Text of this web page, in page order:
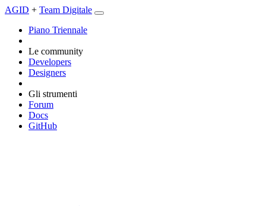
AGID + Team Digitale
Piano Triennale
Le community
Developers
Designers
Gli strumenti
Forum
Docs
GitHub